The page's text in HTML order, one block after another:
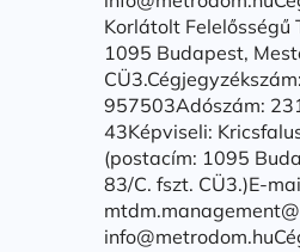
Korlátolt Felelősségű
1095 Budapest,
957503Adószám:
43Képviseli:
(postacím: 1095
83/C. fszt. CÜ3.)E-